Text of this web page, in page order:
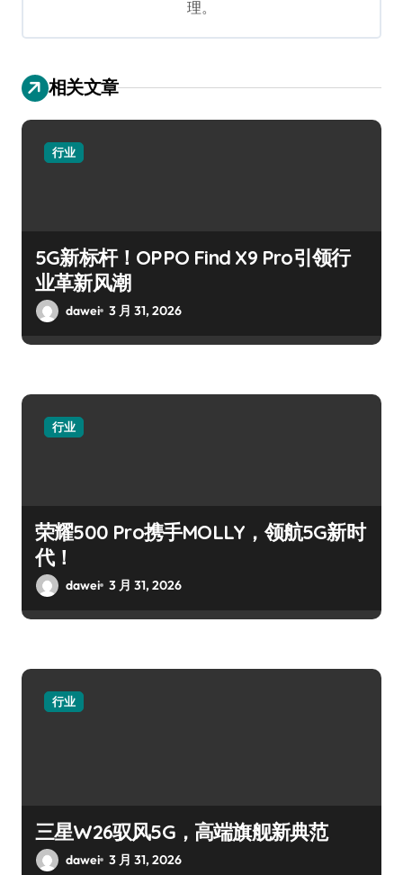
理。
相关文章
行业
5G新标杆！OPPO Find X9 Pro引领行
业革新风潮
dawei 3 月 31, 2026
行业
荣耀500 Pro携手MOLLY，领航5G新时
代！
dawei 3 月 31, 2026
行业
三星W26驭风5G，高端旗舰新典范
dawei 3 月 31, 2026